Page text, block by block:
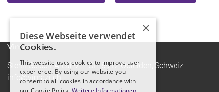
Vimazi
Stehli-Seiden-Areal 9 - CH-8912 Obfelden, Schweiz
info@vimazi.ch
×
Diese Webseite verwendet
Cookies.
This website uses cookies to improve user
experience. By using our website you
consent to all cookies in accordance with
our Cookie Policy. Weitere Informationen